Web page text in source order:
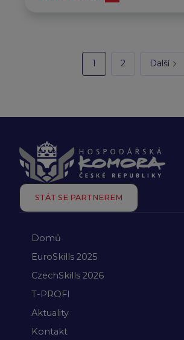
1 2 Další
STÁT SE PARTNEREM
Domů
EuroSkills 2025
CzechSkills 2026
T-PROFI
Aktuality
Kontakt